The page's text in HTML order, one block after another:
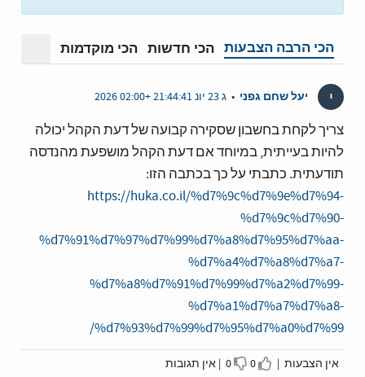
הכי הרבה הצבעות הכי חדשות הכי מוקדמות
י יעל שחם גפני • ג 23 יונ 21:44:41 +02:00 2026
צריך לקחת בחשבון שסקירה קבועה של דעת הקהל יכולה
להיות בעייתית, במיוחד אם דעת הקהל מושפעת מהנדסה
תודעתית. כתבתי על כך בכתבה הזו:
https://huka.co.il/%d7%9c%d7%9e%d7%94-
%d7%9c%d7%90-
%d7%91%d7%97%d7%99%d7%a8%d7%95%d7%aa-
%d7%a4%d7%a8%d7%a7-
%d7%a8%d7%91%d7%99%d7%a2%d7%99-
%d7%a1%d7%a7%d7%a8-
%d7%93%d7%99%d7%95%d7%a0%d7%99/
אין הצבעות | אין תגובות